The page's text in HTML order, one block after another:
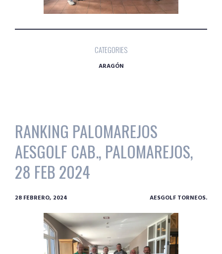
CATEGORIES
ARAGÓN
RANKING PALOMAREJOS
AESGOLF CAB., PALOMAREJOS,
28 FEB 2024
28 FEBRERO, 2024 AESGOLF TORNEOS.